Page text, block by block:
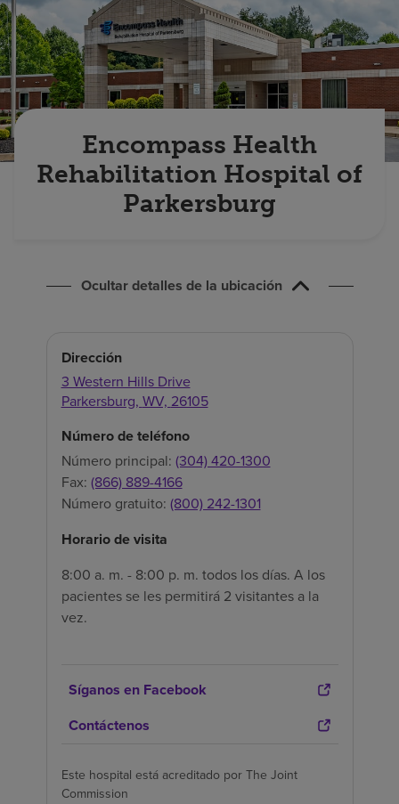
Buscar un centro
Inversores
Empleos
Pagar mi facturaEncompass Health
Rehabilitation Hospital of
Parkersburg
Ocultar detalles de la ubicación
Dirección
3 Western Hills Drive
Parkersburg, WV, 26105
Número de teléfono
Número principal: (304) 420-1300
Fax: (866) 889-4166
Número gratuito: (800) 242-1301
Horario de visita
8:00 a. m. - 8:00 p. m. todos los días. A los
pacientes se les permitirá 2 visitantes a la
vez.
Síganos en Facebook
Contáctenos
Este hospital está acreditado por The Joint
Commission